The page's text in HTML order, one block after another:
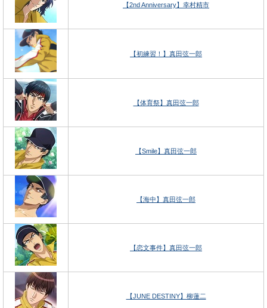
【2nd Anniversary】幸村精市
【初練習！】真田弦一郎
【体育祭】真田弦一郎
【Smile】真田弦一郎
【海中】真田弦一郎
【恋文事件】真田弦一郎
【JUNE DESTINY】柳蓮二